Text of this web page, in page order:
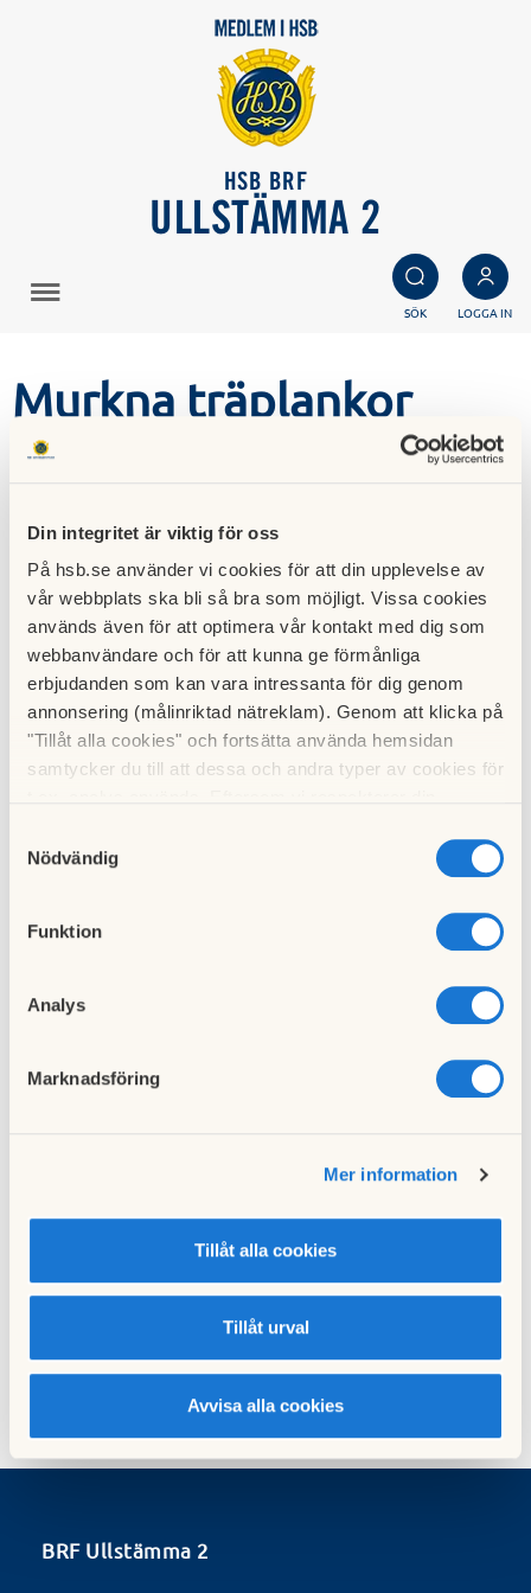
Din integritet är viktig för oss
På hsb.se använder vi cookies för att din upplevelse av
vår webbplats ska bli så bra som möjligt. Vissa cookies
används även för att optimera vår kontakt med dig som
webbanvändare och för att kunna ge förmånliga
erbjudanden som kan vara intressanta för dig genom
annonsering (målinriktad nätreklam). Genom att klicka på
"Tillåt alla cookies" och fortsätta använda hemsidan
samtycker du till att dessa och andra typer av cookies för
cookies och välja att endast tillåta ett urval.
Nödvändig
Funktion
Analys
Marknadsföring
Mer information
Tillåt alla cookies
Tillåt urval
Avvisa alla cookies
HSB BRF
ULLSTÄMMA 2
SÖK LOGGA IN
Murkna träplankor
10 maj 2015
Styrelsen har efter en inspektionsrunda i området kunnat
konstatera att vissa träplankor på förråden är murkna och
behöver bytas före ommålningen. Vi hann tyvärr inte med
att kolla alla lägenhetsavskiljare (plank in mot grannens
uteplats) så därför uppmanar vi alla boende att kolla över
sina egna avskiljare. Upptäcker man eller misstänker man
murkna träplankor var vänlig kontakta vicevärden snarast.
Det går även utmärkt att svara direkt svara på detta mail.
Föregående nyhet
Kompletterande information gällande
09 juni 2015
BRF Ullstämma 2